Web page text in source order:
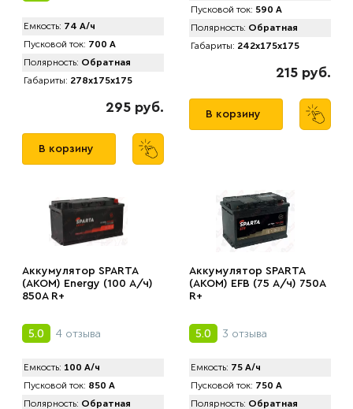
Емкость: 74 А/ч
Пусковой ток: 700 А
Полярность: Обратная
Габариты: 278x175x175
295 руб.
В корзину
Пусковой ток: 590 А
Полярность: Обратная
Габариты: 242x175x175
215 руб.
В корзину
Аккумулятор SPARTA
(АKOM) Energy (100 А/ч)
850A R+
5.0 4 отзыва
Емкость: 100 А/ч
Пусковой ток: 850 А
Полярность: Обратная
Аккумулятор SPARTA
(АKOM) EFB (75 А/ч) 750A
R+
5.0 3 отзыва
Емкость: 75 А/ч
Пусковой ток: 750 А
Полярность: Обратная